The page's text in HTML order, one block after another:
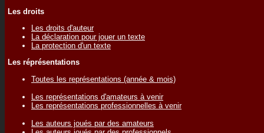
Les droits
Les droits d'auteur
La déclaration pour jouer un texte
La protection d'un texte
Les réprésentations
Toutes les représentations (année & mois)
Les représentations d'amateurs à venir
Les représentations professionnelles à venir
Les auteurs joués par des amateurs